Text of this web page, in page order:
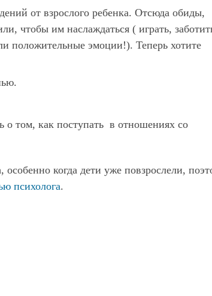
от взрослого ребенка. Отсюда обиды,
чтобы им наслаждаться ( играть,
положительные эмоции!). Теперь хотите
о том, как поступать в отношениях со
когда дети уже повзрослели,
психолога.